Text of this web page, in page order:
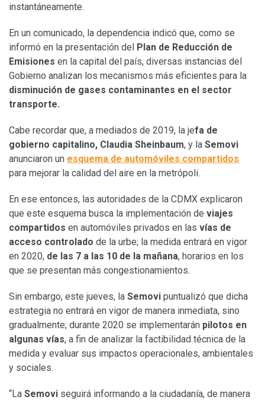
instantáneamente.
En un comunicado, la dependencia indicó que, como se
informó en la presentación del Plan de Reducción de
Emisiones en la capital del país, diversas instancias del
Gobierno analizan los mecanismos más eficientes para la
disminución de gases contaminantes en el sector
transporte.
Cabe recordar que, a mediados de 2019, la jefa de
gobierno capitalino, Claudia Sheinbaum, y la Semovi
anunciaron un esquema de automóviles compartidos
para mejorar la calidad del aire en la metrópoli.
En ese entonces, las autoridades de la CDMX explicaron
que este esquema busca la implementación de viajes
compartidos en automóviles privados en las vías de
acceso controlado de la urbe; la medida entrará en vigor
en 2020, de las 7 a las 10 de la mañana, horarios en los
que se presentan más congestionamientos.
Sin embargo, este jueves, la Semovi puntualizó que dicha
estrategia no entrará en vigor de manera inmediata, sino
gradualmente; durante 2020 se implementarán pilotos en
algunas vías, a fin de analizar la factibilidad técnica de la
medida y evaluar sus impactos operacionales, ambientales
y sociales.
“La Semovi seguirá informando a la ciudadanía, de manera